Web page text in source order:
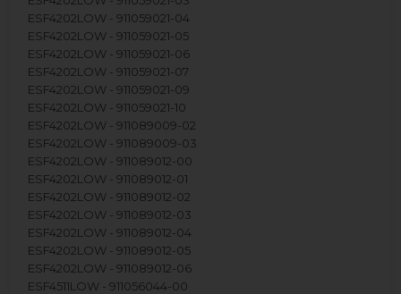
ESF4202LOW - 911059021-04
ESF4202LOW - 911059021-05
ESF4202LOW - 911059021-06
ESF4202LOW - 911059021-07
ESF4202LOW - 911059021-09
ESF4202LOW - 911059021-10
ESF4202LOW - 911089009-02
ESF4202LOW - 911089009-03
ESF4202LOW - 911089012-00
ESF4202LOW - 911089012-01
ESF4202LOW - 911089012-02
ESF4202LOW - 911089012-03
ESF4202LOW - 911089012-04
ESF4202LOW - 911089012-05
ESF4202LOW - 911089012-06
ESF4511LOW - 911056044-00